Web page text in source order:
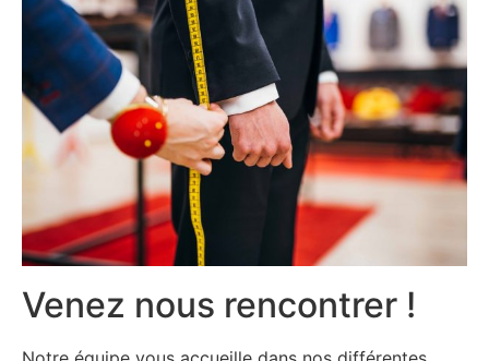
Venez nous rencontrer !